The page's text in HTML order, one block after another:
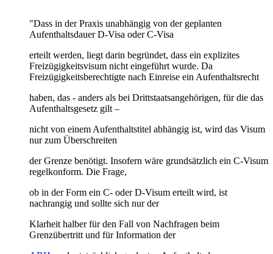
"Dass in der Praxis unabhängig von der geplanten
Aufenthaltsdauer D-Visa oder C-Visa
erteilt werden, liegt darin begründet, dass ein explizites
Freizügigkeitsvisum nicht eingeführt wurde. Da
Freizügigkeitsberechtigte nach Einreise ein Aufenthaltsrecht
haben, das - anders als bei Drittstaatsangehörigen, für die das
Aufenthaltsgesetz gilt –
nicht von einem Aufenthaltstitel abhängig ist, wird das Visum
nur zum Überschreiten
der Grenze benötigt. Insofern wäre grundsätzlich ein C-Visum
regelkonform. Die Frage,
ob in der Form ein C- oder D-Visum erteilt wird, ist
nachrangig und sollte sich nur der
Klarheit halber für den Fall von Nachfragen beim
Grenzübertritt und für Information der